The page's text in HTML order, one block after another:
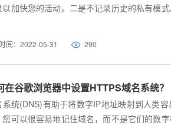
以加快您的活动。二是不记录历史的私有模
时间：2022-05-31 290
在谷歌浏览器中设置HTTPS域名系统？
系统(DNS)有助于将数字IP地址映射到人类
您可以很容易地记住域名，而不是它们的数